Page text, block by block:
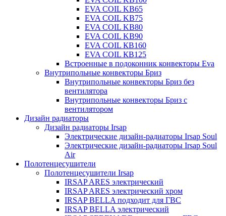
EVA COIL KB65
EVA COIL KB75
EVA COIL KB80
EVA COIL KB90
EVA COIL КВ160
EVA COIL КВ125
Встроенные в подоконник конвекторы Eva
Внутрипольные конвекторы Бриз
Внутрипольные конвекторы Бриз без
вентилятора
Внутрипольные конвекторы Бриз с
вентилятором
Дизайн радиаторы
Дизайн радиаторы Irsap
Электрические дизайн-радиаторы Irsap Soul
Электрические дизайн-радиаторы Irsap Soul
Air
Полотенцесушители
Полотенцесушители Irsap
IRSAP ARES электрический
IRSAP ARES электрический хром
IRSAP BELLA подходит для ГВС
IRSAP BELLA электрический